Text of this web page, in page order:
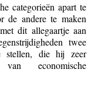
categorieën apart te
de andere te maken
dit allegaartje aan
twee
stellen, die hij zeer
economische